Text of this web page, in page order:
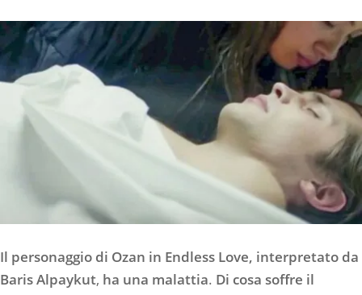
Il personaggio di Ozan in Endless Love, interpretato da
Baris Alpaykut, ha una malattia. Di cosa soffre il